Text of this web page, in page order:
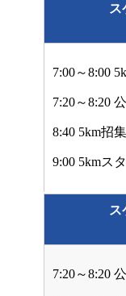
ス
7:00～8:00
7:20～8:20
8:40 5km招集
9:00 5kmス
ス
7:20～8:20